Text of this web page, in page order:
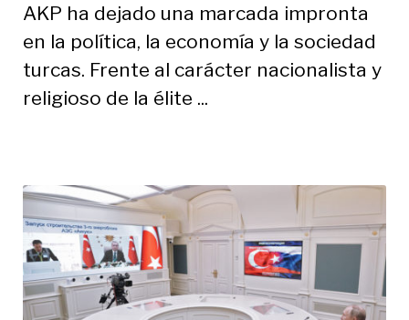
AKP ha dejado una marcada impronta
en la política, la economía y la sociedad
turcas. Frente al carácter nacionalista y
religioso de la élite ...